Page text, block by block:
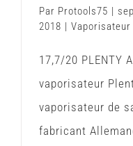
Par Protools75 |
2018 | Vaporisateur
17,7/20 PLENTY
vaporisateur
vaporisateur de
fabricant